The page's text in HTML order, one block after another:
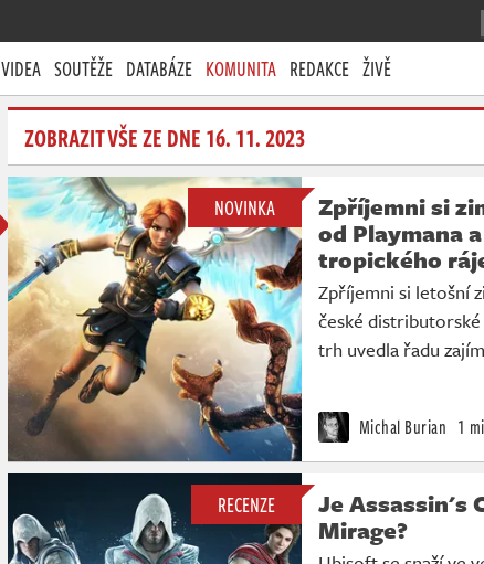
VIDEA SOUTĚŽE DATABÁZE KOMUNITA REDAKCE ŽIVĚ
ZOBRAZIT VŠE ZE DNE 16. 11. 2023
NOVINKA
Zpříjemni si
od Playmana
tropického
Zpříjemni si letošní
české
trh uvedla řadu
Michal Burian 1
RECENZE
Je Assassin's
Mirage?